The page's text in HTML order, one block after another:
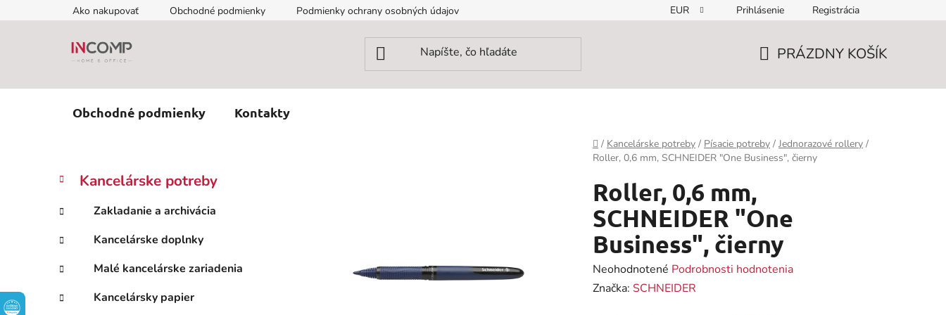
na
Ako nakupovať Obchodné podmienky Podmienky ochrany osobných údajov EUR Prihlásenie Registrácia
PRÁZDNY KOŠÍK
Obchodné podmienky Kontakty
Domov
/ Kancelárske potreby / Písacie potreby / Jednorazové rollery /
Roller, 0,6 mm, SCHNEIDER "One Business", čierny
B
č
ý
p
n
Preskočiť
kategórie
K
a
e
g
ó
r
e
Kancelárske potreby
Zakladanie a archivácia
Kancelárske doplnky
Malé kancelárske zariadenia
Kancelársky papier
Roller, 0,6 mm,
SCHNEIDER "One
Business", čierny
Priemerné
hodnotenie
Neohodnotené Podrobnosti hodnotenia
Značka: SCHNEIDER